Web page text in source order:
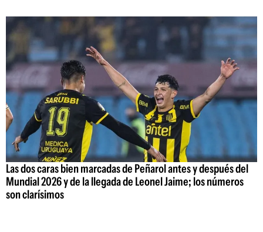
Las dos caras bien marcadas de Peñarol antes y después del
Mundial 2026 y de la llegada de Leonel Jaime; los números
son clarísimos